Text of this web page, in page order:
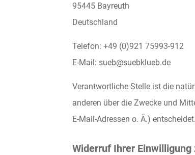
95445 Bayreuth
Deutschland
Telefon: +49 (0)921 75993-912
E-Mail: sueb@suebklueb.de
Verantwortliche Stelle ist die
anderen über die Zwecke und
E-Mail-Adressen o. Ä.) entscheidet.
Widerruf Ihrer